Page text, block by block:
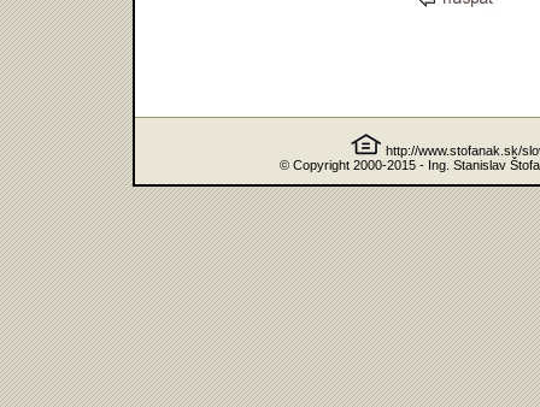
http://www.stofanak.sk/
© Copyright 2000-2015 - Ing. Stanislav